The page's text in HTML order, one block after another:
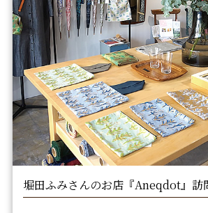
堀田ふみさんのお店『Aneqdot』訪